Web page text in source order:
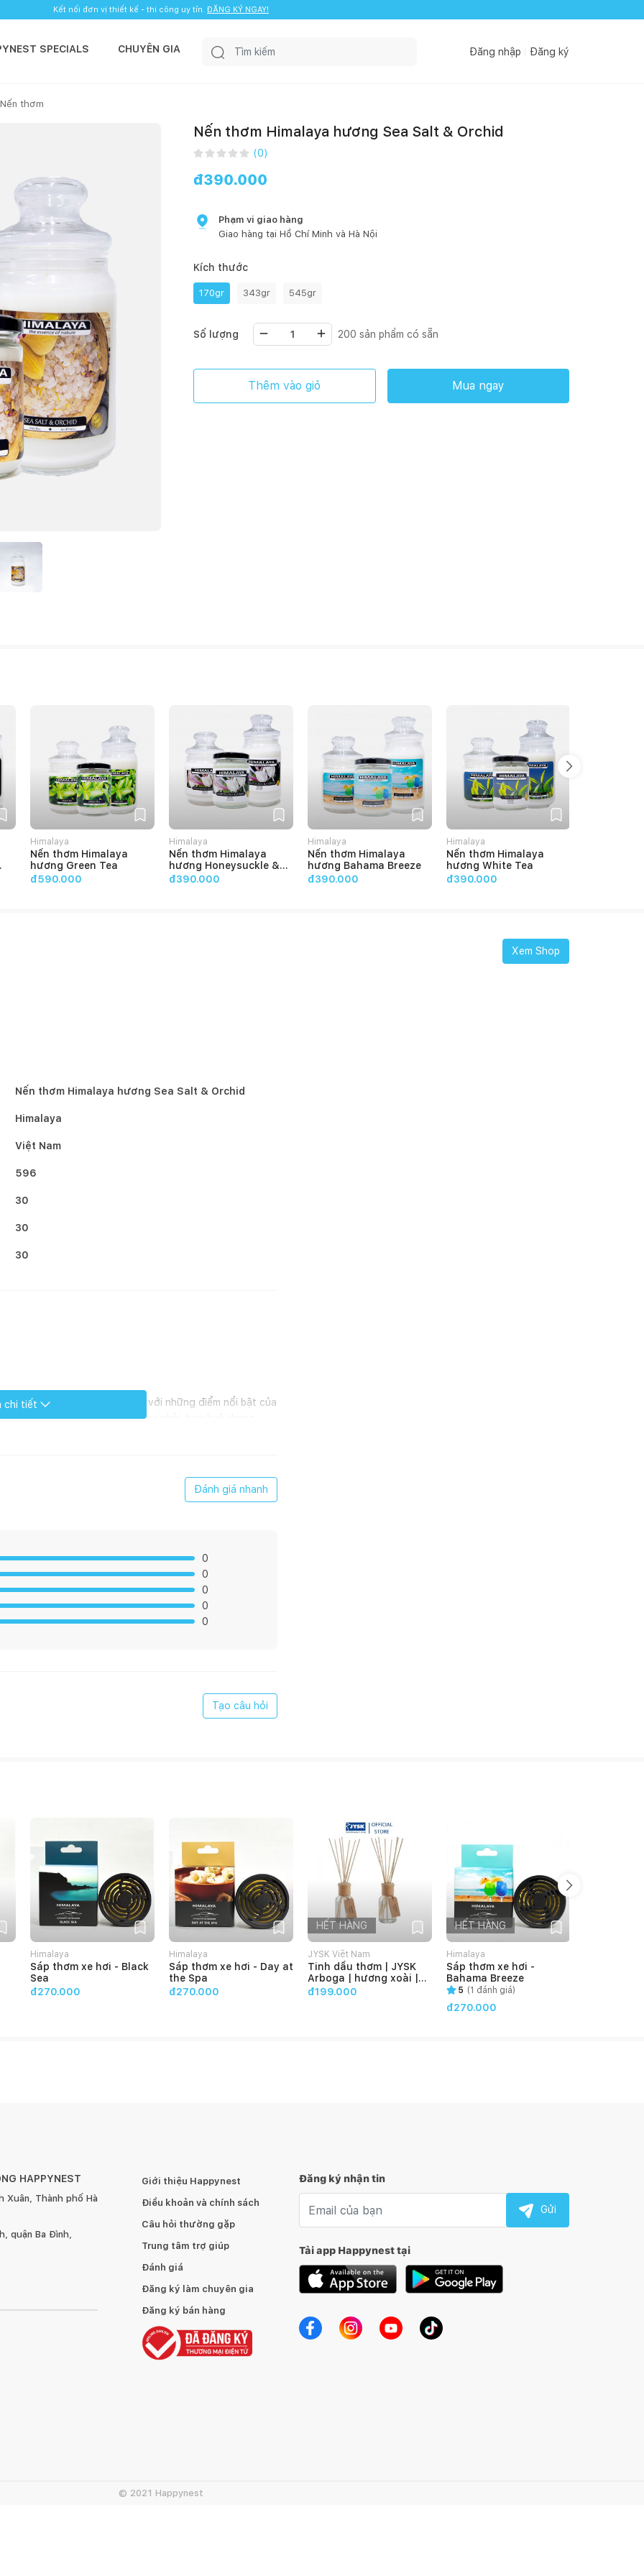
Kết nối đơn vị thiết kế - thi công uy tín. ĐĂNG KÝ NGAY!
SPECIALS CHUYÊN GIA Đăng nhập Đăng ký
thơm
Nến thơm Himalaya hương Sea Salt & Orchid
(0)
đ390.000
Phạm vi giao hàng
Giao hàng tại Hồ Chí Minh và Hà Nội
Kích thước
170gr 343gr 545gr
Số lượng 200 sản phẩm có sẵn
Thêm vào giỏ Mua ngay
Himalaya
Nến thơm Himalaya
hương Green Tea
đ590.000
Himalaya
Nến thơm Himalaya
hương Honeysuckle &
Jasmine
đ390.000
Himalaya
Nến thơm Himalaya
hương Bahama Breeze
đ390.000
Himalaya
Nến thơm Himalaya
hương White Tea
đ390.000
Xem Shop
Nến thơm Himalaya hương Sea Salt & Orchid
Himalaya
Việt Nam
596
30
30
30
giữa hương hoa lan mềm mại với những điểm nổi bật của
nốt hương nhẹ nhàng của hoa nhài, hoa huệ thung
tưởng tượng mình đang nằm trên một bãi biển đầy thơ
để trên bề mặt nội thất có sơn, nên sử dụng đĩa lót
nuôi
lần đầu đốt liên tục trong 2h, ngưng đốt khi sáp chỉ
7 ngày đầu tiên đối với sản phẩm Nến thơm:
chi tiết
Đánh giá nhanh
0
0
0
0
0
Tạo câu hỏi
Himalaya
Sáp thơm xe hơi - Black
Sea
đ270.000
Himalaya
Sáp thơm xe hơi - Day at
the Spa
đ270.000
HẾT HÀNG
JYSK Việt Nam
Tinh dầu thơm | JYSK
Arboga | hương xoài |
100ml
đ199.000
HẾT HÀNG
Himalaya
Sáp thơm xe hơi -
Bahama Breeze
5 (1 đánh giá)
đ270.000
HAPPYNEST
Xuân, Thành phố Hà
quận Ba Đình,
Giới thiệu Happynest
Điều khoản và chính sách
Câu hỏi thường gặp
Trung tâm trợ giúp
Đánh giá
Đăng ký làm chuyên gia
Đăng ký bán hàng
Đăng ký nhận tin
Gửi
Tải app Happynest tại
© 2021 Happynest